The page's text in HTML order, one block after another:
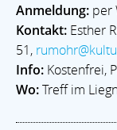
Anmeldung: per
Kontakt: Esther
51,
Info: Kostenfrei,
Wo:Treff im